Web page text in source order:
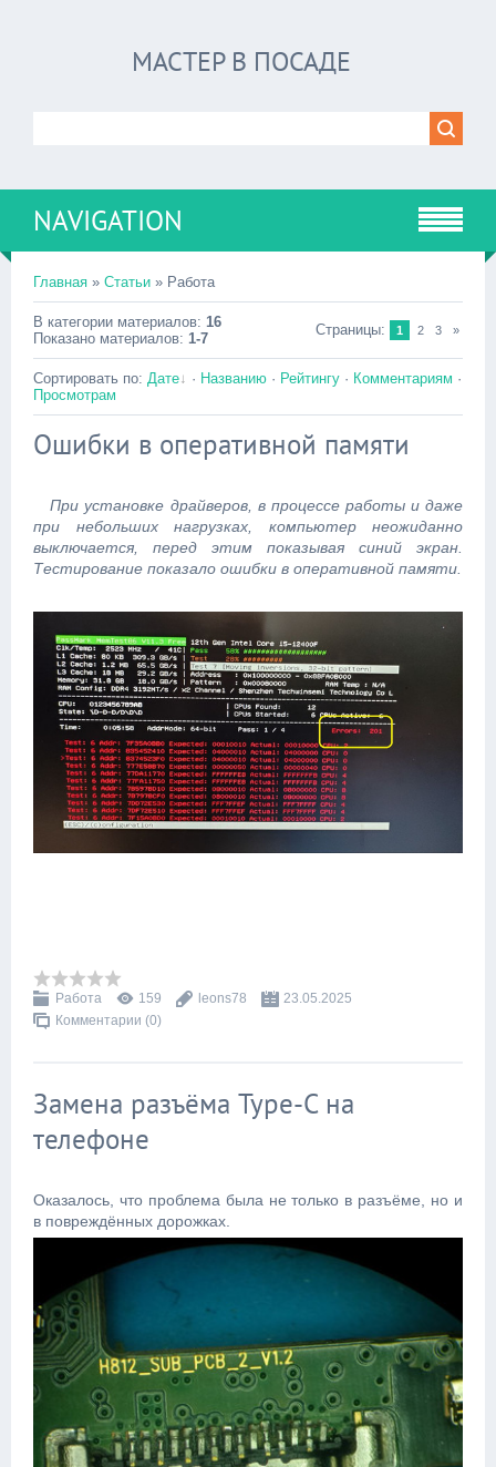
МАСТЕР В ПОСАДЕ
NAVIGATION
Главная » Статьи » Работа
В категории материалов: 16
Показано материалов: 1-7
Страницы: 1 2 3 »
Сортировать по: Дате · Названию · Рейтингу · Комментариям ·
Просмотрам
Ошибки в оперативной памяти
При установке драйверов, в процессе работы и даже
при небольших нагрузках, компьютер неожиданно
выключается, перед этим показывая синий экран.
Тестирование показало ошибки в оперативной памяти.
Работа 159 leons78
23.05.2025
Комментарии (0)
Замена разъёма Type-C на
телефоне
Оказалось, что проблема была не только в разъёме, но и
в повреждённых дорожках.